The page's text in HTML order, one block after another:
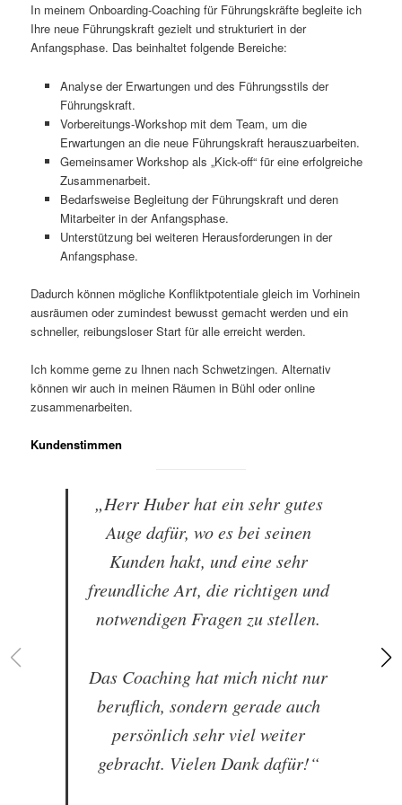
In meinem Onboarding-Coaching für Führungskräfte begleite ich
Ihre neue Führungskraft gezielt und strukturiert in der
Anfangsphase. Das beinhaltet folgende Bereiche:
Analyse der Erwartungen und des Führungsstils der
Führungskraft.
Vorbereitungs-Workshop mit dem Team, um die
Erwartungen an die neue Führungskraft herauszuarbeiten.
Gemeinsamer Workshop als „Kick-off“ für eine erfolgreiche
Zusammenarbeit.
Bedarfsweise Begleitung der Führungskraft und deren
Mitarbeiter in der Anfangsphase.
Unterstützung bei weiteren Herausforderungen in der
Anfangsphase.
Dadurch können mögliche Konfliktpotentiale gleich im Vorhinein
ausräumen oder zumindest bewusst gemacht werden und ein
schneller, reibungsloser Start für alle erreicht werden.
Ich komme gerne zu Ihnen nach Schwetzingen. Alternativ
können wir auch in meinen Räumen in Bühl oder online
zusammenarbeiten.
Kundenstimmen
„Herr Huber hat ein sehr gutes
Auge dafür, wo es bei seinen
Kunden hakt, und eine sehr
freundliche Art, die richtigen und
notwendigen Fragen zu stellen.
Das Coaching hat mich nicht nur
beruflich, sondern gerade auch
persönlich sehr viel weiter
gebracht. Vielen Dank dafür!“